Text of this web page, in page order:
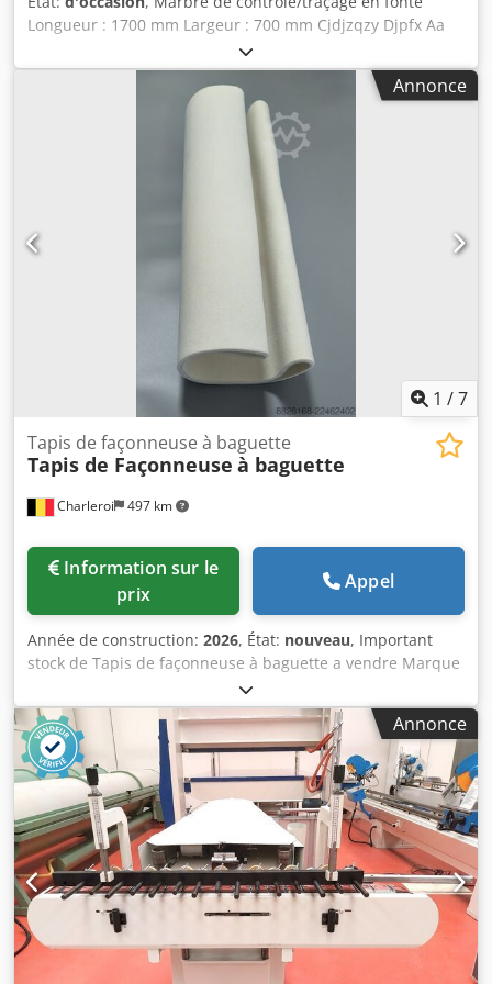
Longueur : 1700 mm Largeur : 700 mm Cjdjzqzy Djpfx Aa
Eorf Epaisseur : 230 mm Hauteur sur pieds : 940 mm Poids
: 0,8 T
Annonce
1 /7
Charleroi 497 km
Tapis de façonneuse à baguette
Tapis de Façonneuse à baguette
prix
Appel
Année de construction: 2026, État: nouveau, Important
stock de Tapis de façonneuse à baguette a vendre Marque
disponible : - MAJOR - BONGARD - MERAND
TENOR/TREGOR - BERTRAND EURO2000 - BERTRAND
EUROMAP - JAC - PANIRECORD F73 - PANIRECORD F60/F57 -
SINMAG - PAVAILLER - STAFF Csdpfxezqt Tcs Aa Eorf Prix à
l'unité et en gros Vendu en kit complet pour une
façonneuse composé du : - Tapis avant - Tapis arrière - Le
sous-tapis lourd - Tapis de réception
Annonce